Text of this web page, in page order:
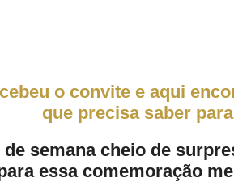
o convite e aqui
que precisa saber
semana cheio de
essa comemoração